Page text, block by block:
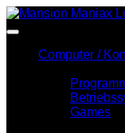
Zum
Inhalt
Computer /
Games